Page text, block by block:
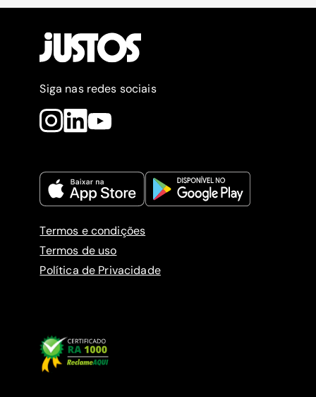
Siga nas redes sociais
Termos e condições
Termos de uso
Política de Privacidade